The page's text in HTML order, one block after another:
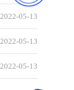
2022-05-13
2022-05-13
2022-05-13